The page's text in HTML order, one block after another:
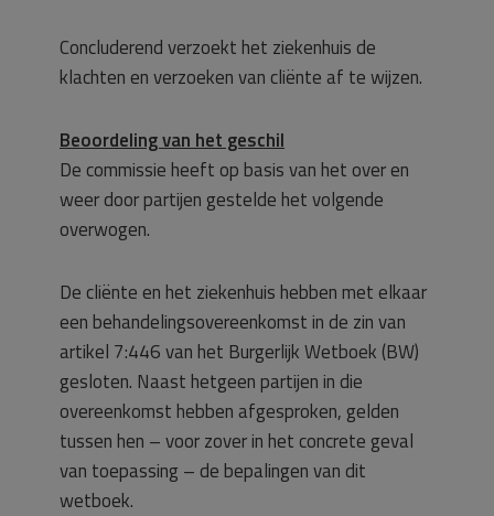
Concluderend verzoekt het ziekenhuis de
klachten en verzoeken van cliënte af te wijzen.
Beoordeling van het geschil
De commissie heeft op basis van het over en
weer door partijen gestelde het volgende
overwogen.
De cliënte en het ziekenhuis hebben met elkaar
een behandelingsovereenkomst in de zin van
artikel 7:446 van het Burgerlijk Wetboek (BW)
gesloten. Naast hetgeen partijen in die
overeenkomst hebben afgesproken, gelden
tussen hen – voor zover in het concrete geval
van toepassing – de bepalingen van dit
wetboek.